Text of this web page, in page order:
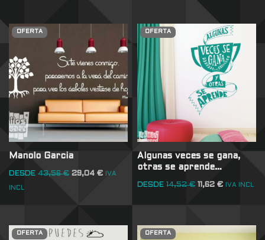
OFERTA
Manolo Garcia
DESDE 43,56€ 29,04 € IVA
INCL
OFERTA
Algunas veces se gana,
otras se aprende…
DESDE 14,52€ 11,62€ IVA INCL
OFERTA OFERTA